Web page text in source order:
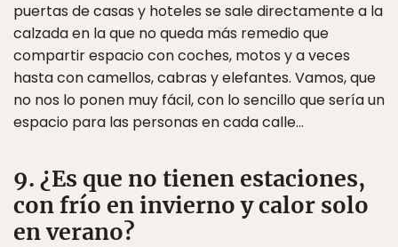
puertas de casas y hoteles se sale directamente a la
calzada en la que no queda más remedio que
compartir espacio con coches, motos y a veces
hasta con camellos, cabras y elefantes. Vamos, que
no nos lo ponen muy fácil, con lo sencillo que sería un
espacio para las personas en cada calle…
9. ¿Es que no tienen estaciones,
con frío en invierno y calor solo
en verano?